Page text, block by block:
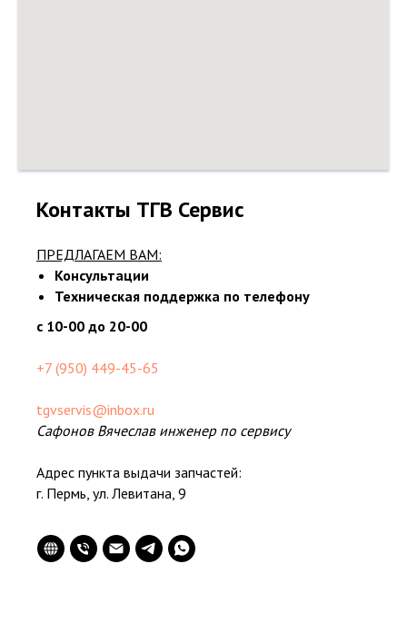
Контакты ТГВ Сервис
ПРЕДЛАГАЕМ ВАМ:
Консультации
Техническая поддержка по телефону
с 10-00 до 20-00
+7 (950) 449-45-65
tgvservis@inbox.ru
Сафонов Вячеслав инженер по сервису
Адрес пункта выдачи запчастей:
г. Пермь, ул. Левитана, 9